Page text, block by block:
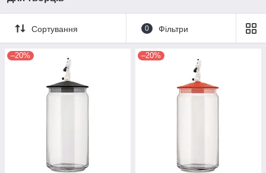
Сортування 0 Фільтри
–20% –20%